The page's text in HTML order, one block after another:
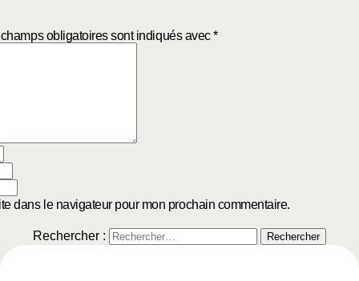
obligatoires sont indiqués avec*
dans le navigateur pour mon prochain commentaire.
Rechercher :